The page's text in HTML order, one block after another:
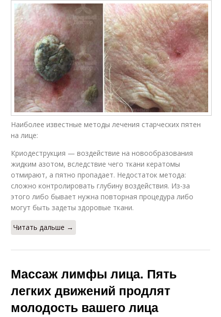
Наиболее известные методы лечения старческих пятен
на лице:
Криодеструкция — воздействие на новообразования
жидким азотом, вследствие чего ткани кератомы
отмирают, а пятно пропадает. Недостаток метода:
сложно контролировать глубину воздействия. Из-за
этого либо бывает нужна повторная процедура либо
могут быть задеты здоровые ткани.
Читать дальше →
Массаж лимфы лица. Пять
легких движений продлят
молодость вашего лица